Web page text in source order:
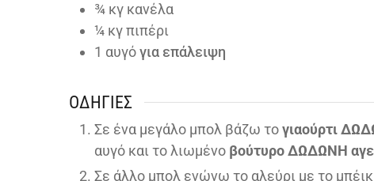
¾ κγ κανέλα
¼ κγ πιπέρι
1 αυγόγια επάλειψη
ΟΔΗΓΊΕΣ
Σε ένα μεγάλο μπολ βάζω τογιαούρτι
αυγό και το λιωμένο βούτυρο ΔΩΔΩΝΗ
Σε άλλο μπολ ενώνω το αλεύρι με το